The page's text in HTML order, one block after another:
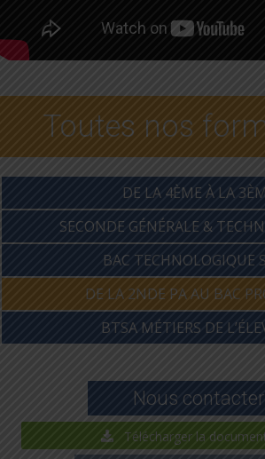
Toutes nos
DE LA 4ÈME À LA
SECONDE GÉNÉRALE &
BAC TECHNOLOGIQUE
DE LA 2NDE PA AU BAC
BTSA MÉTIERS DE
Nous contacter
Télécharger la